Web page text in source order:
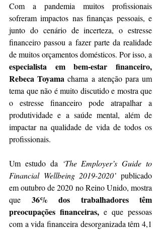
Com a pandemia muitos profissionais
sofreram impactos nas finanças pessoais, e
junto do cenário de incerteza, o estresse
financeiro passou a fazer parte da realidade
especialista em bem-estar financeiro,
Rebeca Toyama chama a atenção para um
tema que não é muito discutido e mostra que
o estresse financeiro pode atrapalhar a
produtividade e a saúde mental, além de
impactar na qualidade de vida de todos os
profissionais.
Um estudo da ‘The Employer’s Guide to
Financial Wellbeing 2019-2020’ publicado
em outubro de 2020 no Reino Unido, mostra
que 36% dos trabalhadores têm
preocupações financeiras, e que pessoas
com a vida financeira desorganizada têm 4,1